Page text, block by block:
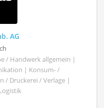
AG
/ Handwerk allgemein |
| Konsum- /
/ Druckerei / Verlage |